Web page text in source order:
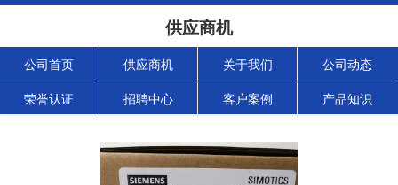
供应商机
公司首页 供应商机 关于我们 公司动态
荣誉认证 招聘中心 客户案例 产品知识